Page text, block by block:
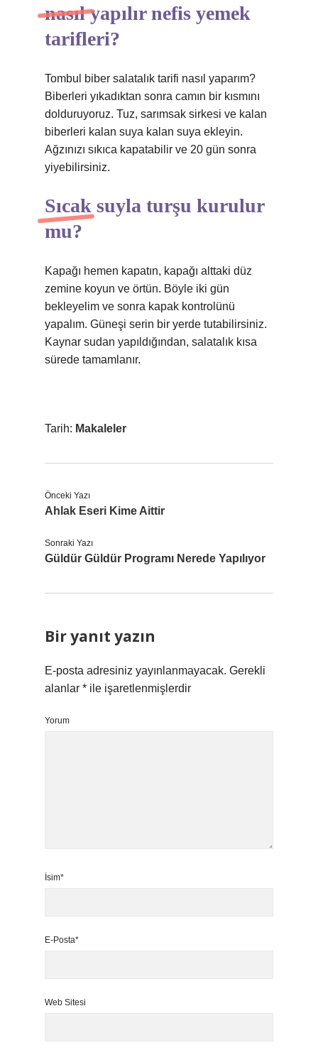
nasıl yapılır nefis yemek
tarifleri?
Tombul biber salatalık tarifi nasıl yaparım?
Biberleri yıkadıktan sonra camın bir kısmını
dolduruyoruz. Tuz, sarımsak sirkesi ve kalan
biberleri kalan suya kalan suya ekleyin.
Ağzınızı sıkıca kapatabilir ve 20 gün sonra
yiyebilirsiniz.
Sıcak suyla turşu kurulur
mu?
Kapağı hemen kapatın, kapağı alttaki düz
zemine koyun ve örtün. Böyle iki gün
bekleyelim ve sonra kapak kontrolünü
yapalım. Güneşi serin bir yerde tutabilirsiniz.
Kaynar sudan yapıldığından, salatalık kısa
sürede tamamlanır.
Tarih: Makaleler
Önceki Yazı
Ahlak Eseri Kime Aittir
Sonraki Yazı
Güldür Güldür Programı Nerede Yapılıyor
Bir yanıt yazın
E-posta adresiniz yayınlanmayacak. Gerekli
alanlar * ile işaretlenmişlerdir
Yorum
İsim*
E-Posta*
Web Sitesi